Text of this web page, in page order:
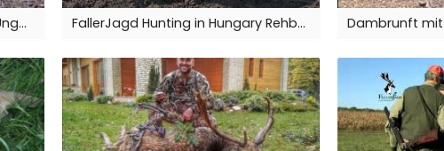
Rothirschjagd mit Fallerjagd in Ungarn / Red stag hunting with Fallerjagd in Hungary FallerJagd Hunting in Hungary Rehbock / Roe buck